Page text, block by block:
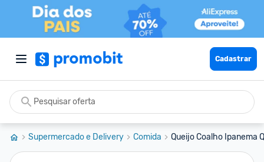
Cadastrar
Supermercado e Delivery Comida Queijo Coalho Ipanema